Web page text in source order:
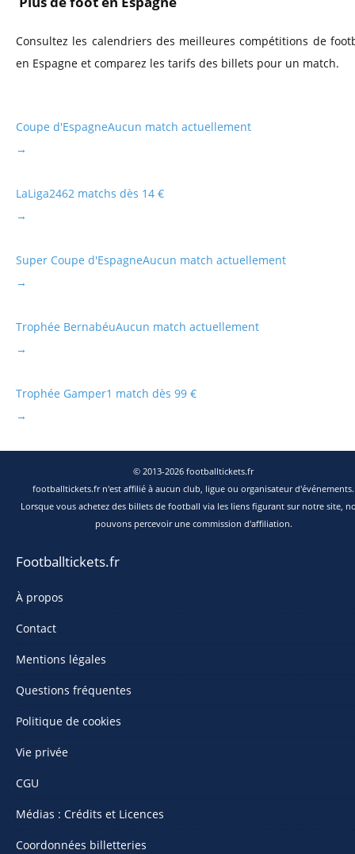
Consultez les calendriers des meilleures compétitions de
en Espagne et comparez les tarifs des billets pour un match.
Coupe d'EspagneAucun match actuellement
→
LaLiga2462 matchs dès 14 €
→
Super Coupe d'EspagneAucun match actuellement
→
Trophée BernabéuAucun match actuellement
→
Trophée Gamper1 match dès 99 €
→
© 2013-2026 footballtickets.fr
footballtickets.fr n'est affilié à aucun club, ligue ou organisateur d'événements.
Lorsque vous achetez des billets de football via les liens figurant sur notre site,
pouvons percevoir une commission d'affiliation.
Footballtickets.fr
À propos
Contact
Mentions légales
Questions fréquentes
Politique de cookies
Vie privée
CGU
Médias : Crédits et Licences
Coordonnées billetteries